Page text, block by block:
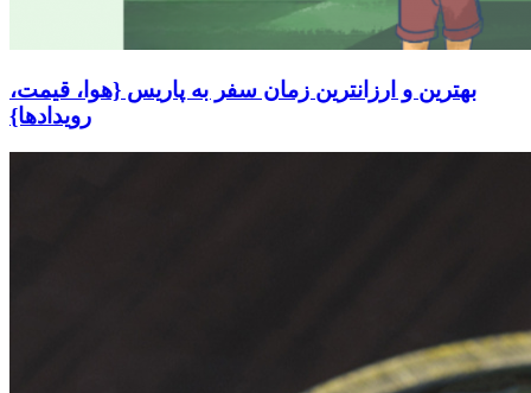
بهترین و ارزانترین زمان سفر به پاریس {هوا، قیمت،
رویدادها}